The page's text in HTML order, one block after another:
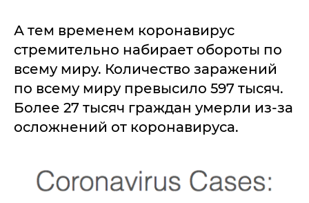
А тем временем коронавирус
стремительно набирает обороты по
всему миру. Количество заражений
по всему миру превысило 597 тысяч.
Более 27 тысяч граждан умерли из-за
осложнений от коронавируса.